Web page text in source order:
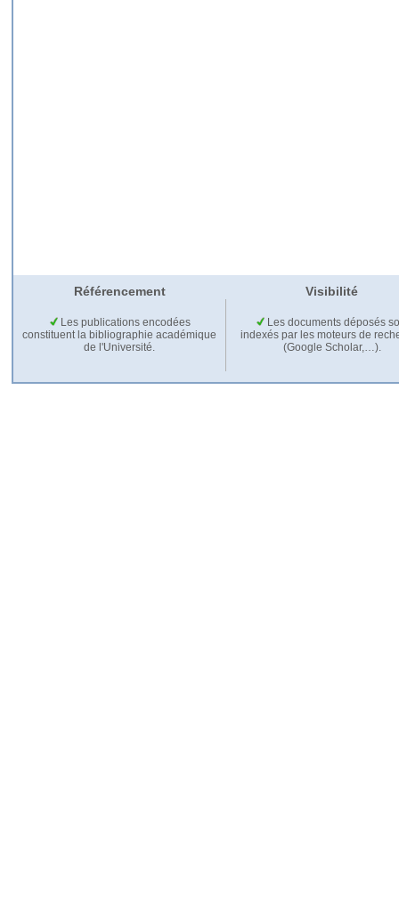
Référencement Visibilité
Les publications encodées
constituent la bibliographie académique
de l'Université.
Les documents déposés
indexés par les moteurs de
(Google Scholar,…).